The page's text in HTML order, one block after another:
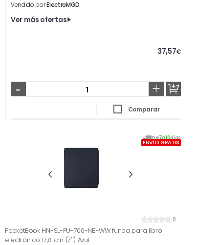
Vendido porElectroMGD
Ver más ofertas
37,57€
- +
Comparar
De7a10días
ENVÍO GRATIS
0
PocketBook HN-SL-PU-700-NB-WW funda para libro
electrónico 17,8 cm (7'') Azul